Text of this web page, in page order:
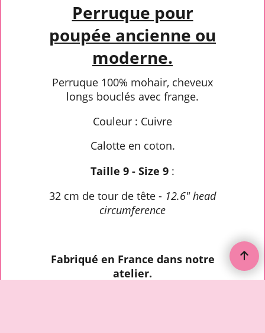
Perruque pour
poupée ancienne ou
moderne.
Perruque 100% mohair, cheveux
longs bouclés avec frange.
Couleur : Cuivre
Calotte en coton.
Taille 9 - Size 9 :
32 cm de tour de tête - 12.6" head
circumference
Fabriqué en France dans notre
atelier.